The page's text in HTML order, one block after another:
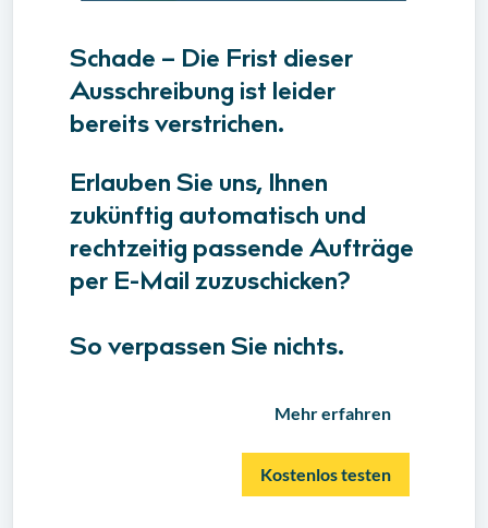
Schade – Die Frist dieser
Ausschreibung ist leider
bereits verstrichen.
Erlauben Sie uns, Ihnen
zukünftig automatisch und
rechtzeitig passende Aufträge
per E-Mail zuzuschicken?
So verpassen Sie nichts.
Mehr erfahren
Kostenlos testen